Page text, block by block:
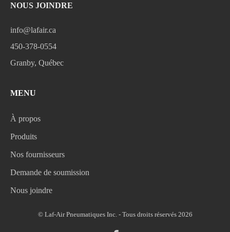
NOUS JOINDRE
info@lafair.ca
450-378-0554
Granby, Québec
MENU
À propos
Produits
Nos fournisseurs
Demande de soumission
Nous joindre
© Laf-Air Pneumatiques Inc. - Tous droits réservés 2026